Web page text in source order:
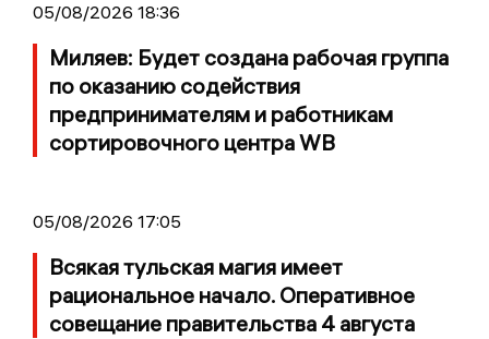
05/08/2026 18:36
Миляев: Будет создана рабочая группа
по оказанию содействия
предпринимателям и работникам
сортировочного центра WB
05/08/2026 17:05
Всякая тульская магия имеет
рациональное начало. Оперативное
совещание правительства 4 августа